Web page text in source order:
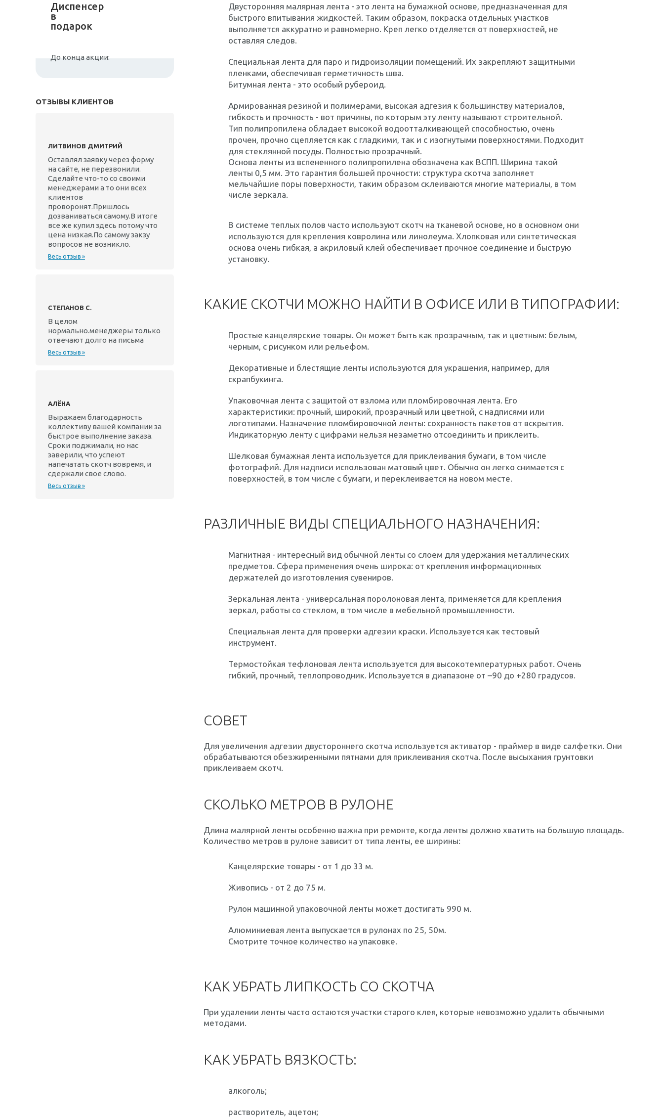
Диспенсер
в
подарок
До конца акции:
ОТЗЫВЫ КЛИЕНТОВ
ЛИТВИНОВ ДМИТРИЙ
Оставлял заявку через форму
на сайте, не перезвонили.
Сделайте что-то со своими
менеджерами а то они всех
клиентов
проворонят.Пришлось
дозваниваться самому.В итоге
все же купил здесь потому что
цена низкая.По самому закзу
вопросов не возникло.
Весь отзыв »
СТЕПАНОВ С.
В целом
нормально.менеджеры только
отвечают долго на письма
Весь отзыв »
АЛЁНА
Выражаем благодарность
коллективу вашей компании за
быстрое выполнение заказа.
Сроки поджимали, но нас
заверили, что успеют
напечатать скотч вовремя, и
сдержали свое слово.
Весь отзыв »
Двусторонняя малярная лента - это лента на бумажной основе, предназначенная для
быстрого впитывания жидкостей. Таким образом, покраска отдельных участков
выполняется аккуратно и равномерно. Креп легко отделяется от поверхностей, не
оставляя следов.
Специальная лента для паро и гидроизоляции помещений. Их закрепляют защитными
пленками, обеспечивая герметичность шва.
Битумная лента - это особый рубероид.
Армированная резиной и полимерами, высокая адгезия к большинству материалов,
гибкость и прочность - вот причины, по которым эту ленту называют строительной.
Тип полипропилена обладает высокой водоотталкивающей способностью, очень
прочен, прочно сцепляется как с гладкими, так и с изогнутыми поверхностями. Подходит
для стеклянной посуды. Полностью прозрачный.
Основа ленты из вспененного полипропилена обозначена как ВСПП. Ширина такой
ленты 0,5 мм. Это гарантия большей прочности: структура скотча заполняет
мельчайшие поры поверхности, таким образом склеиваются многие материалы, в том
числе зеркала.
В системе теплых полов часто используют скотч на тканевой основе, но в основном они
используются для крепления ковролина или линолеума. Хлопковая или синтетическая
основа очень гибкая, а акриловый клей обеспечивает прочное соединение и быструю
установку.
КАКИЕ СКОТЧИ МОЖНО НАЙТИ В ОФИСЕ ИЛИ В ТИПОГРАФИИ:
Простые канцелярские товары. Он может быть как прозрачным, так и цветным: белым,
черным, с рисунком или рельефом.
Декоративные и блестящие ленты используются для украшения, например, для
скрапбукинга.
Упаковочная лента с защитой от взлома или пломбировочная лента. Его
характеристики: прочный, широкий, прозрачный или цветной, с надписями или
логотипами. Назначение пломбировочной ленты: сохранность пакетов от вскрытия.
Индикаторную ленту с цифрами нельзя незаметно отсоединить и приклеить.
Шелковая бумажная лента используется для приклеивания бумаги, в том числе
фотографий. Для надписи использован матовый цвет. Обычно он легко снимается с
поверхностей, в том числе с бумаги, и переклеивается на новом месте.
РАЗЛИЧНЫЕ ВИДЫ СПЕЦИАЛЬНОГО НАЗНАЧЕНИЯ:
Магнитная - интересный вид обычной ленты со слоем для удержания металлических
предметов. Сфера применения очень широка: от крепления информационных
держателей до изготовления сувениров.
Зеркальная лента - универсальная поролоновая лента, применяется для крепления
зеркал, работы со стеклом, в том числе в мебельной промышленности.
Специальная лента для проверки адгезии краски. Используется как тестовый
инструмент.
Термостойкая тефлоновая лента используется для высокотемпературных работ. Очень
гибкий, прочный, теплопроводник. Используется в диапазоне от –90 до +280 градусов.
СОВЕТ
Для увеличения адгезии двустороннего скотча используется активатор - праймер в виде салфетки. Они
обрабатываются обезжиренными пятнами для приклеивания скотча. После высыхания грунтовки
приклеиваем скотч.
СКОЛЬКО МЕТРОВ В РУЛОНЕ
Длина малярной ленты особенно важна при ремонте, когда ленты должно хватить на большую площадь.
Количество метров в рулоне зависит от типа ленты, ее ширины:
Канцелярские товары - от 1 до 33 м.
Живопись - от 2 до 75 м.
Рулон машинной упаковочной ленты может достигать 990 м.
Алюминиевая лента выпускается в рулонах по 25, 50м.
Смотрите точное количество на упаковке.
КАК УБРАТЬ ЛИПКОСТЬ СО СКОТЧА
При удалении ленты часто остаются участки старого клея, которые невозможно удалить обычными
методами.
КАК УБРАТЬ ВЯЗКОСТЬ:
алкоголь;
растворитель, ацетон;